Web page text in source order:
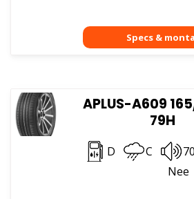
APLUS-A609
79H
D C 70
Nee